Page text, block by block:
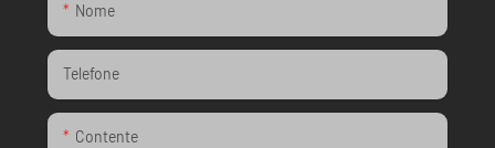
Nome
Telefone
Contente